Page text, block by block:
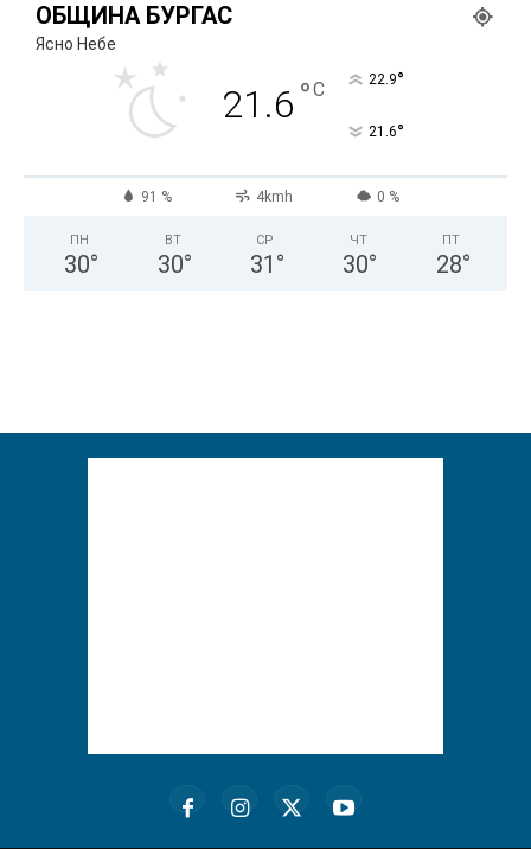
ОБЩИНА БУРГАС
Ясно Небе
21.6 °C 22.9°
21.6°
91 % 4kmh 0 %
ПН
30°
ВТ
30°
СР
31 °
ЧТ
30°
ПТ
28°